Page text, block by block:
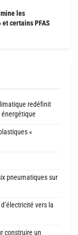
les
certains PFAS
redéfinit
«
pneumatiques sur
vers la
construire un